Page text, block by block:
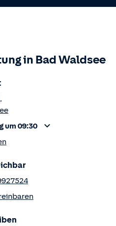
in Bad Waldsee
,
um 09:30